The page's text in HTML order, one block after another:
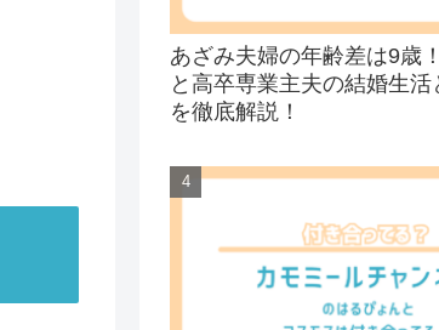
あざみ夫婦の年齢差は9歳
と高卒専業主夫の結婚生活
を徹底解説！